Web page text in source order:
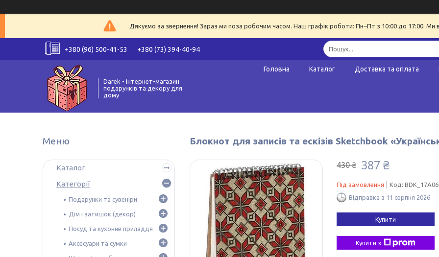
Дякуємо за звернення! Зараз ми поза робочим часом. Наш графік роботи: Пн–Пт з 10:00 до 17:00. Ми
+380 (96) 500-41-53 +380 (73) 394-40-94
Darek - інтернет-магазин
подарунків та декору для
дому
Головна Каталог Доставка та оплата
Блокнот для записів та ескізів Sketchbook
430 ₴ 387 ₴
Під замовлення Код:
Відправка з 11 серпня 2026
Купити
Купити з
Каталог
Категорії
Подарунки та сувеніри
Дім і затишок (декор)
Посуд та кухонне приладдя
Аксесуари та сумки